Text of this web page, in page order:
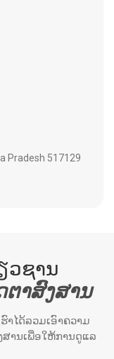
Pradesh 517129
ວຊານ
ຕາສົງສານ
າໄດ້ລວມເອົາຄວາມ
ສານເພື່ອໃຫ້ການດູແລ